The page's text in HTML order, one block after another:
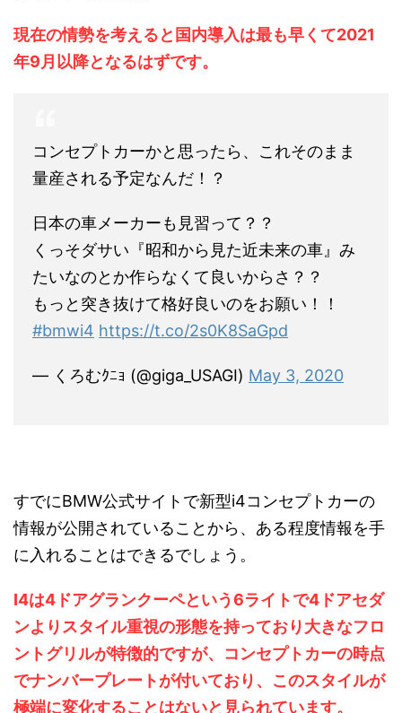
現在の情勢を考えると国内導入は最も早くて2021
年9月以降となるはずです。
コンセプトカーかと思ったら、これそのまま
量産される予定なんだ！？
日本の車メーカーも見習って？？
くっそダサい『昭和から見た近未来の車』み
たいなのとか作らなくて良いからさ？？
もっと突き抜けて格好良いのをお願い！！
#bmwi4 https://t.co/2s0K8SaGpd
— くろむｸﾆｮ (@giga_USAGI) May 3, 2020
すでにBMW公式サイトで新型i4コンセプトカーの
情報が公開されていることから、ある程度情報を手
に入れることはできるでしょう。
I4は4ドアグランクーペという6ライトで4ドアセダ
ンよりスタイル重視の形態を持っており大きなフロ
ントグリルが特徴的ですが、コンセプトカーの時点
でナンバープレートが付いており、このスタイルが
極端に変化することはないと見られています。